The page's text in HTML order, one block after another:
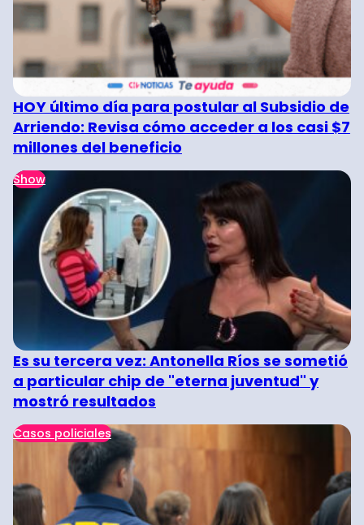
HOY último día para postular al Subsidio de
Arriendo: Revisa cómo acceder a los casi $7
millones del beneficio
Show
Es su tercera vez: Antonella Ríos se sometió
a particular chip de "eterna juventud" y
mostró resultados
Casos policiales